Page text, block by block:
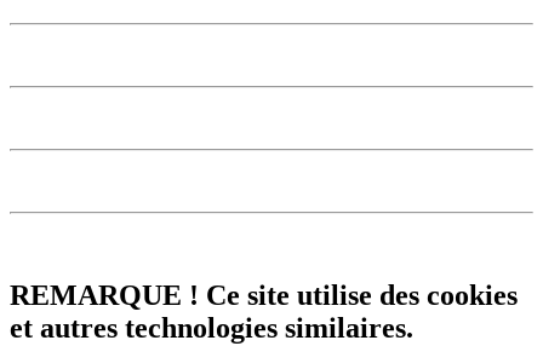
REMARQUE ! Ce site utilise des cookies
et autres technologies similaires.